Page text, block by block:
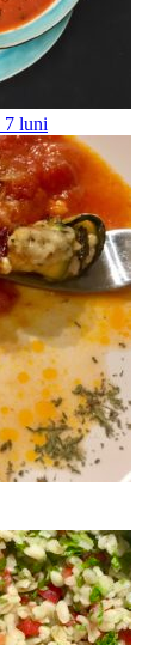
7 luni